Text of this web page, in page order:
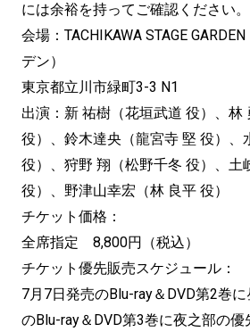
には余裕を持ってご確認ください。
会場：TACHIKAWA STAGE
デン）
東京都立川市緑町3-3 N1
出演：新 祐樹（花垣武道 役）、林
役）、鈴木達央（龍宮寺 堅 役）、
役）、狩野 翔（松野千冬 役）、土
役）、野津山幸宏（林 良平 役）
チケット価格：
全席指定 8,800円（税込）
チケット優先販売スケジュール：
7月7日発売のBlu-ray＆DVD第2巻
のBlu-ray＆DVD第3巻に夜之部の